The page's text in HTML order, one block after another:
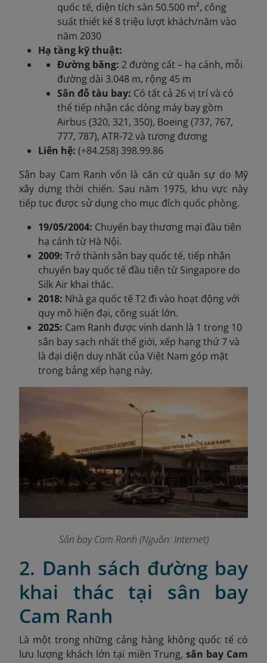
quốc tế, diện tích sàn 50.500 m², công
suất thiết kế 8 triệu lượt khách/năm vào
năm 2030
Hạ tầng kỹ thuật:
Đường băng: 2 đường cất – hạ cánh, mỗi
đường dài 3.048 m, rộng 45 m
Sân đỗ tàu bay: Có tất cả 26 vị trí và có
thể tiếp nhận các dòng máy bay gồm
Airbus (320, 321, 350), Boeing (737, 767,
777, 787), ATR-72 và tương đương
Liên hệ: (+84.258) 398.99.86
Sân bay Cam Ranh vốn là căn cứ quân sự do Mỹ
xây dựng thời chiến. Sau năm 1975, khu vực này
tiếp tục được sử dụng cho mục đích quốc phòng.
19/05/2004: Chuyến bay thương mại đầu tiên
hạ cánh từ Hà Nội.
2009: Trở thành sân bay quốc tế, tiếp nhận
chuyến bay quốc tế đầu tiên từ Singapore do
Silk Air khai thác.
2018: Nhà ga quốc tế T2 đi vào hoạt động với
quy mô hiện đại, công suất lớn.
2025: Cam Ranh được vinh danh là 1 trong 10
sân bay sạch nhất thế giới, xếp hạng thứ 7 và
là đại diện duy nhất của Việt Nam góp mặt
trong bảng xếp hạng này.
Sân bay Cam Ranh (Nguồn: Internet)
2. Danh sách đường bay
khai thác tại sân bay
Cam Ranh
Là một trong những cảng hàng không quốc tế có
lưu lượng khách lớn tại miền Trung, sân bay Cam